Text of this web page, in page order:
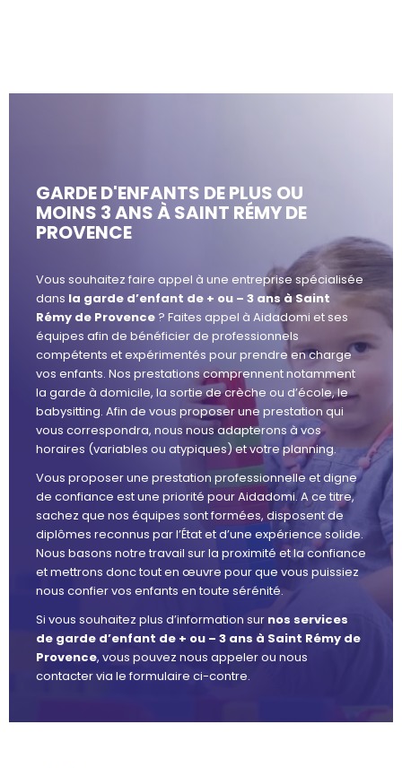
GARDE D'ENFANTS DE PLUS OU
MOINS 3 ANS À SAINT RÉMY DE
PROVENCE
Vous souhaitez faire appel à une entreprise spécialisée
dans la garde d’enfant de + ou – 3 ans à Saint
Rémy de Provence ? Faites appel à Aidadomi et ses
équipes afin de bénéficier de professionnels
compétents et expérimentés pour prendre en charge
vos enfants. Nos prestations comprennent notamment
la garde à domicile, la sortie de crèche ou d’école, le
babysitting. Afin de vous proposer une prestation qui
vous correspondra, nous nous adapterons à vos
horaires (variables ou atypiques) et votre planning.
Vous proposer une prestation professionnelle et digne
de confiance est une priorité pour Aidadomi. A ce titre,
sachez que nos équipes sont formées, disposent de
diplômes reconnus par l’État et d’une expérience solide.
Nous basons notre travail sur la proximité et la confiance
et mettrons donc tout en œuvre pour que vous puissiez
nous confier vos enfants en toute sérénité.
Si vous souhaitez plus d’information sur nos services
de garde d’enfant de + ou – 3 ans à Saint Rémy de
Provence, vous pouvez nous appeler ou nous
contacter via le formulaire ci-contre.